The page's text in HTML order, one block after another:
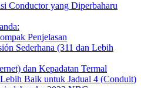
Conductor yang Diperbaharu
Penjelasan
Sederhana (311 dan Lebih
dan Kepadatan Termal
Baik untuk Jadual 4 (Conduit)